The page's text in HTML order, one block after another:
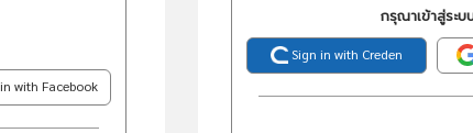
with Facebook
กรุณาเข้าสู่ระ
Sign in with Creden